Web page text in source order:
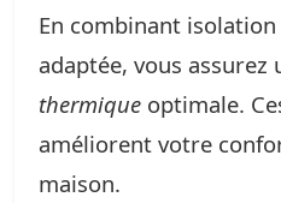
En combinant
adaptée, vous assurez
thermique optimale.
améliorent votre
maison.